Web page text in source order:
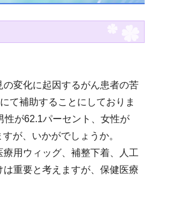
変化に起因するがん患者の苦
て補助することにしておりま
性が62.1パーセント、女性が
が、いかがでしょうか。
用ウィッグ、補整下着、人工
重要と考えますが、保健医療